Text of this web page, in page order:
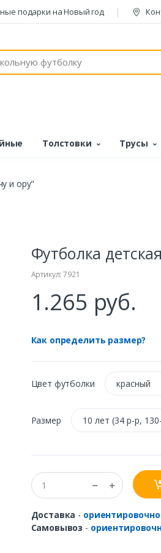
подарки на Новый год
Толстовки Трусы
и ору"
Футболка
Артикул: 7921
1.265 руб.
Как определить размер?
Цвет футболки красный
Размер 10 лет (34 р-р,
Доставка -
Самовывоз -